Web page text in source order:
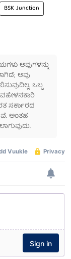
BSK Junction
ಅವುಗಳನ್ನು
ಅವು
ಒಬ್ಬ
ಸರ್ಕಾರದ
ಅಂತಹ